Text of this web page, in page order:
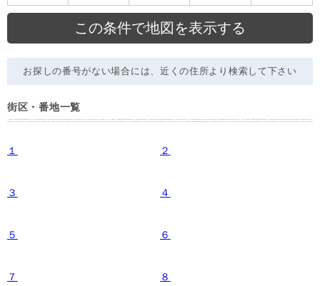
お探しの番号がない場合には、近くの住所より検索して下さい
街区・番地一覧
１ ２
３ ４
５ ６
７ ８